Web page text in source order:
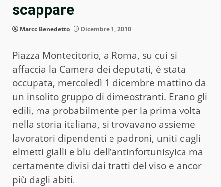
scappare
Marco Benedetto Dicembre 1, 2010
Piazza Montecitorio, a Roma, su cui si
affaccia la Camera dei deputati, è stata
occupata, mercoledì 1 dicembre mattino da
un insolito gruppo di dimeostranti. Erano gli
edili, ma probabilmente per la prima volta
nella storia italiana, si trovavano assieme
lavoratori dipendenti e padroni, uniti dagli
elmetti gialli e blu dell’antinfortunisyica ma
certamente divisi dai tratti del viso e ancor
più dagli abiti.